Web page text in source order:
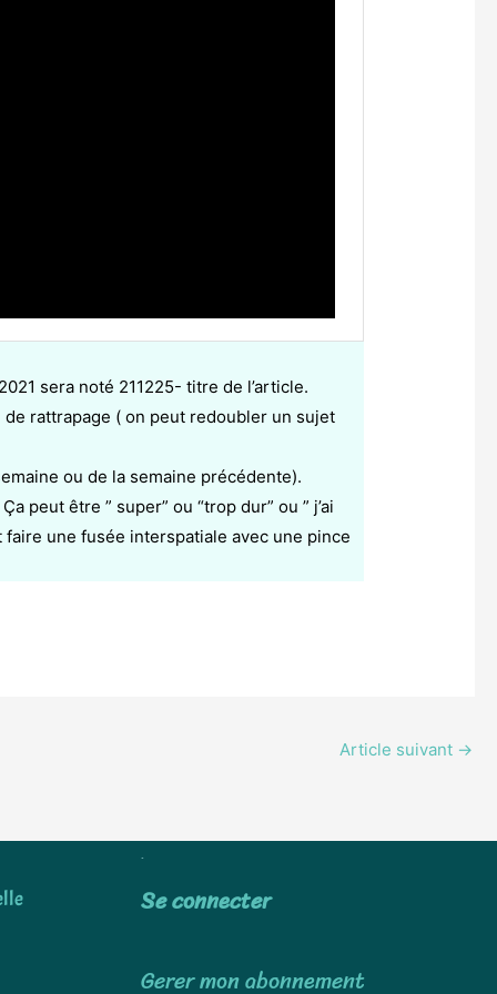
sera noté 211225- titre de l’article.
de rattrapage ( on peut redoubler un sujet
ou de la semaine précédente).
peut être ” super” ou “trop dur” ou ” j’ai
une fusée interspatiale avec une pince
Article suivant →
Se connecter
Gerer mon abonnement